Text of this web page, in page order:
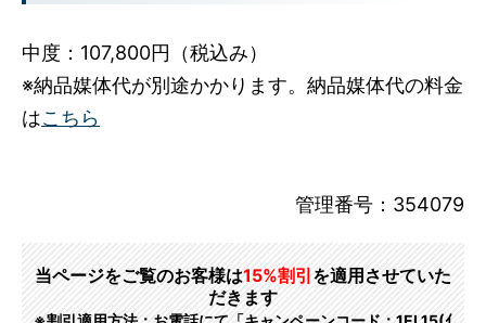
中度：107,800円（税込み）
※納品媒体代が別途かかります。納品媒体代の料金
はこちら
管理番号：354079
当ページをご覧のお客様は15%割引 を適用させていた
だきます